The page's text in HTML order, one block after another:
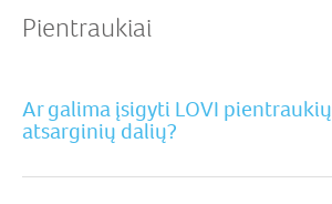
Pientraukiai
Ar galima įsigyti LOVI pientraukių
atsarginių dalių?